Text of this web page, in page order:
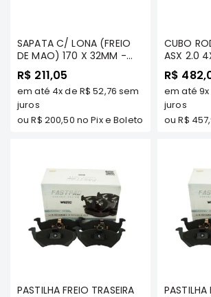
Motor
Suspensão
Correias
Filtros
Acessórios
Pajero
Sport
e
Suspensão
SAPATA C/ LONA (FREIO
DE MAO) 170 X 32MM -
ASX 2.0 16V 2010/...
/OUTLANDER 2.0 2006 ATE
2012 - MAZZICAR
R$ 211,05
em até 4xde R$ 52,76 sem
juros
ouR$ 200,50 no Pix e Boleto
CUBO
ASX 2.0
- FREMAX
R$
em até 9x
juros
ouR$
PASTILHA FREIO TRASEIRA
PASTILHA